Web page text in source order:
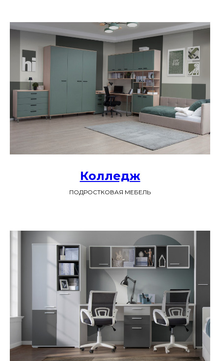
Колледж
ПОДРОСТКОВАЯ МЕБЕЛЬ